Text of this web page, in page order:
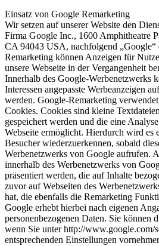
Einsatz von Google Remarketing
Wir setzen auf unserer Website den
Firma Google Inc., 1600 Amphitheatre
CA 94043 USA, nachfolgend
Remarketing können Anzeigen für
unsere Webseite in der Vergangenheit
Innerhalb des Google-Werbenetzwerks
Interessen angepasste Werbeanzeigen
werden. Google-Remarketing
Cookies. Cookies sind kleine
gespeichert werden und die eine
Webseite ermöglicht. Hierdurch wird es
Besucher wiederzuerkennen, sobald
Werbenetzwerks von Google aufrufen.
innerhalb des Werbenetzwerks von
präsentiert werden, die auf Inhalte
zuvor auf Webseiten des
hat, die ebenfalls die Remarketing
Google erhebt hierbei nach eigenen
personenbezogenen Daten. Sie können
wenn Sie unter http://www.google.com/
entsprechenden Einstellungen